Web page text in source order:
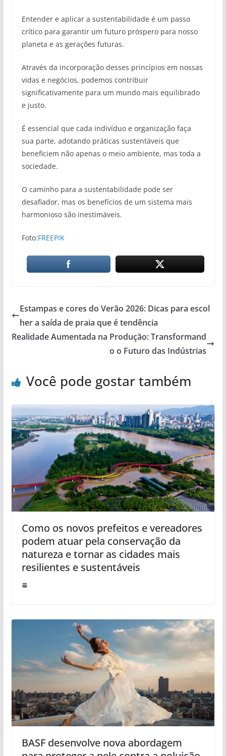
Entender e aplicar a sustentabilidade é um passo
crítico para garantir um futuro próspero para nosso
planeta e as gerações futuras.
Através da incorporação desses princípios em nossas
vidas e negócios, podemos contribuir
significativamente para um mundo mais equilibrado
e justo.
É essencial que cada indivíduo e organização faça
sua parte, adotando práticas sustentáveis que
beneficiem não apenas o meio ambiente, mas toda a
sociedade.
O caminho para a sustentabilidade pode ser
desafiador, mas os benefícios de um sistema mais
harmonioso são inestimáveis.
Foto:FREEPIK
Estampas e cores do Verão 2026: Dicas para escol
her a saída de praia que é tendência
Realidade Aumentada na Produção: Transformand
o o Futuro das Indústrias
Você pode gostar também
Como os novos prefeitos e vereadores
podem atuar pela conservação da
natureza e tornar as cidades mais
resilientes e sustentáveis
BASF desenvolve nova abordagem